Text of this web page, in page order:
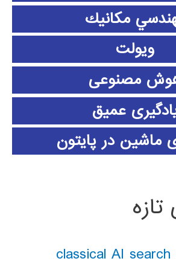
مكانيك
ویولت
مصنوعی
عمیق
ماشین در پایتون